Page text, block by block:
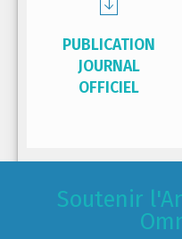
PUBLICATION
JOURNAL
OFFICIEL
Soutenir